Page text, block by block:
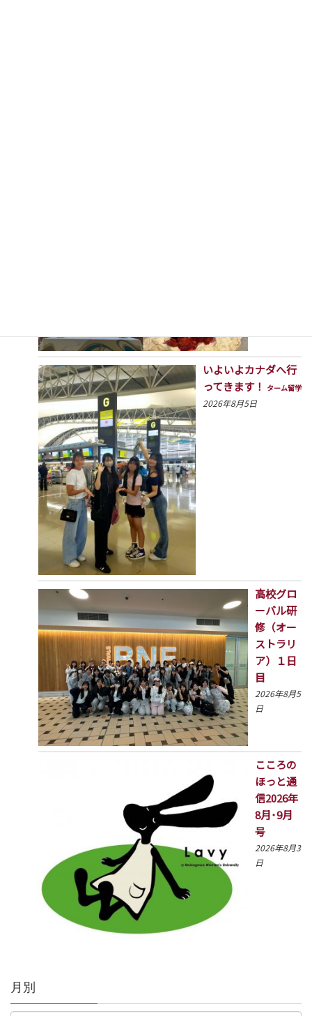
いよいよカナダへ行
ってきます！
ターム留学
2026年8月5日
高校グロ
ーバル研
修（オー
ストラリ
ア）１日
目
2026年8月5
日
こころの
ほっと通
信2026年
8月･9月
号
2026年8月3
日
月別